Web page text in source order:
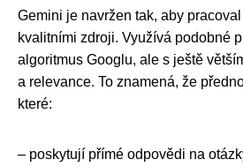
Gemini je navržen tak, aby
kvalitními zdroji. Využívá podobné
algoritmus Googlu, ale s ještě
a relevance. To znamená, že
které:
– poskytují přímé odpovědi na